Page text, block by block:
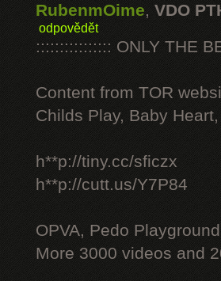
RubenmOime, VDO
odpovědět
:::::::::::::::: ONLY THE
Content from TOR
Childs Play, Baby
h**p://tiny.cc/sficzx
h**p://cutt.us/Y7P84
OPVA, Pedo
More 3000 videos and